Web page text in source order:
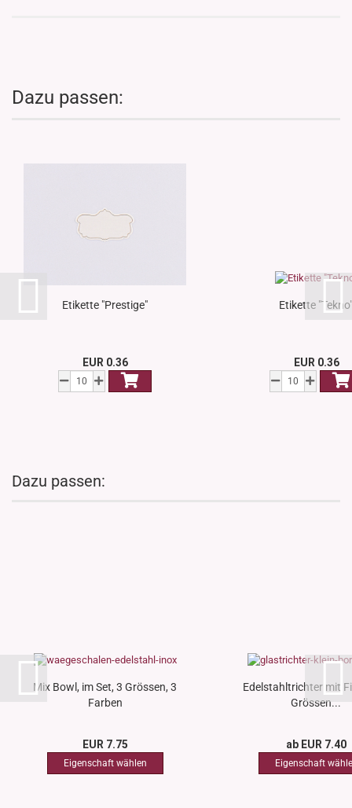
Dazu passen:
Etikette "Prestige"
EUR 0.36
Etikette
EUR 0.36
Dazu passen:
Mix Bowl, im Set, 3 Grössen, 3
Farben
EUR 7.75
Edelstahltrichter mit
Grössen...
ab EUR 7.40